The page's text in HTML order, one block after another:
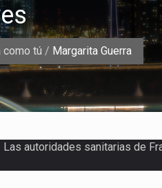
como tú / Margarita Guerra
Una jornada escolar terminó en